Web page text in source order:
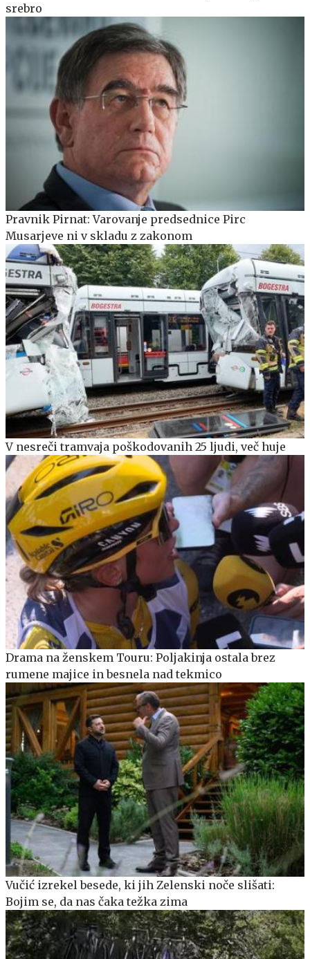
srebro
Pravnik Pirnat: Varovanje predsednice Pirc
Musarjeve ni v skladu z zakonom
V nesreči tramvaja poškodovanih 25 ljudi, več huje
Drama na ženskem Touru: Poljakinja ostala brez
rumene majice in besnela nad tekmico
Vučić izrekel besede, ki jih Zelenski noče slišati:
Bojim se, da nas čaka težka zima